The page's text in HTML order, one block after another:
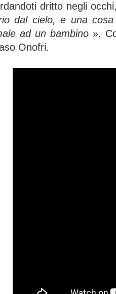
dritto negli
dal cielo, e una
ad un bambino ».
Onofri.